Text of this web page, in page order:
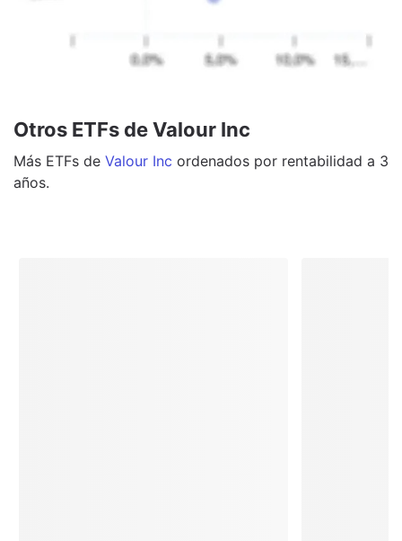
Otros ETFs de Valour Inc
Más ETFs de Valour Inc ordenados por rentabilidad a 3
años.